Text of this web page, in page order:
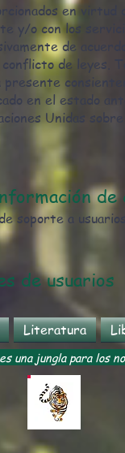
en
y/o con los
de
de leyes.
en el estado
Unidas
de
soporte a
de usuarios
Literatura
una jungla para los